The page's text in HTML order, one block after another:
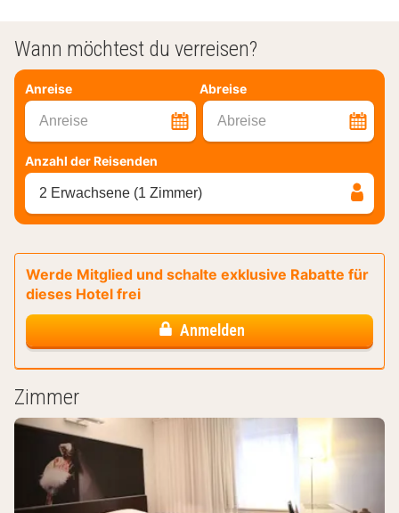
Wann möchtest du verreisen?
Anreise Abreise
Anreise Abreise
Anzahl der Reisenden
2 Erwachsene (1 Zimmer)
Werde Mitglied und schalte exklusive Rabatte für
dieses Hotel frei
Anmelden
Zimmer